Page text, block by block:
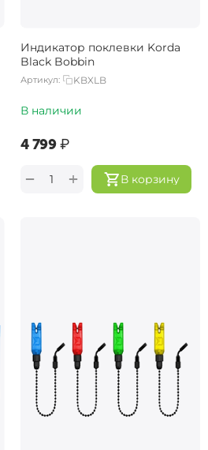
Индикатор поклевки Korda
Black Bobbin
Артикул: KBXLB
В наличии
‍4 799‍₽
В корзину
+
−